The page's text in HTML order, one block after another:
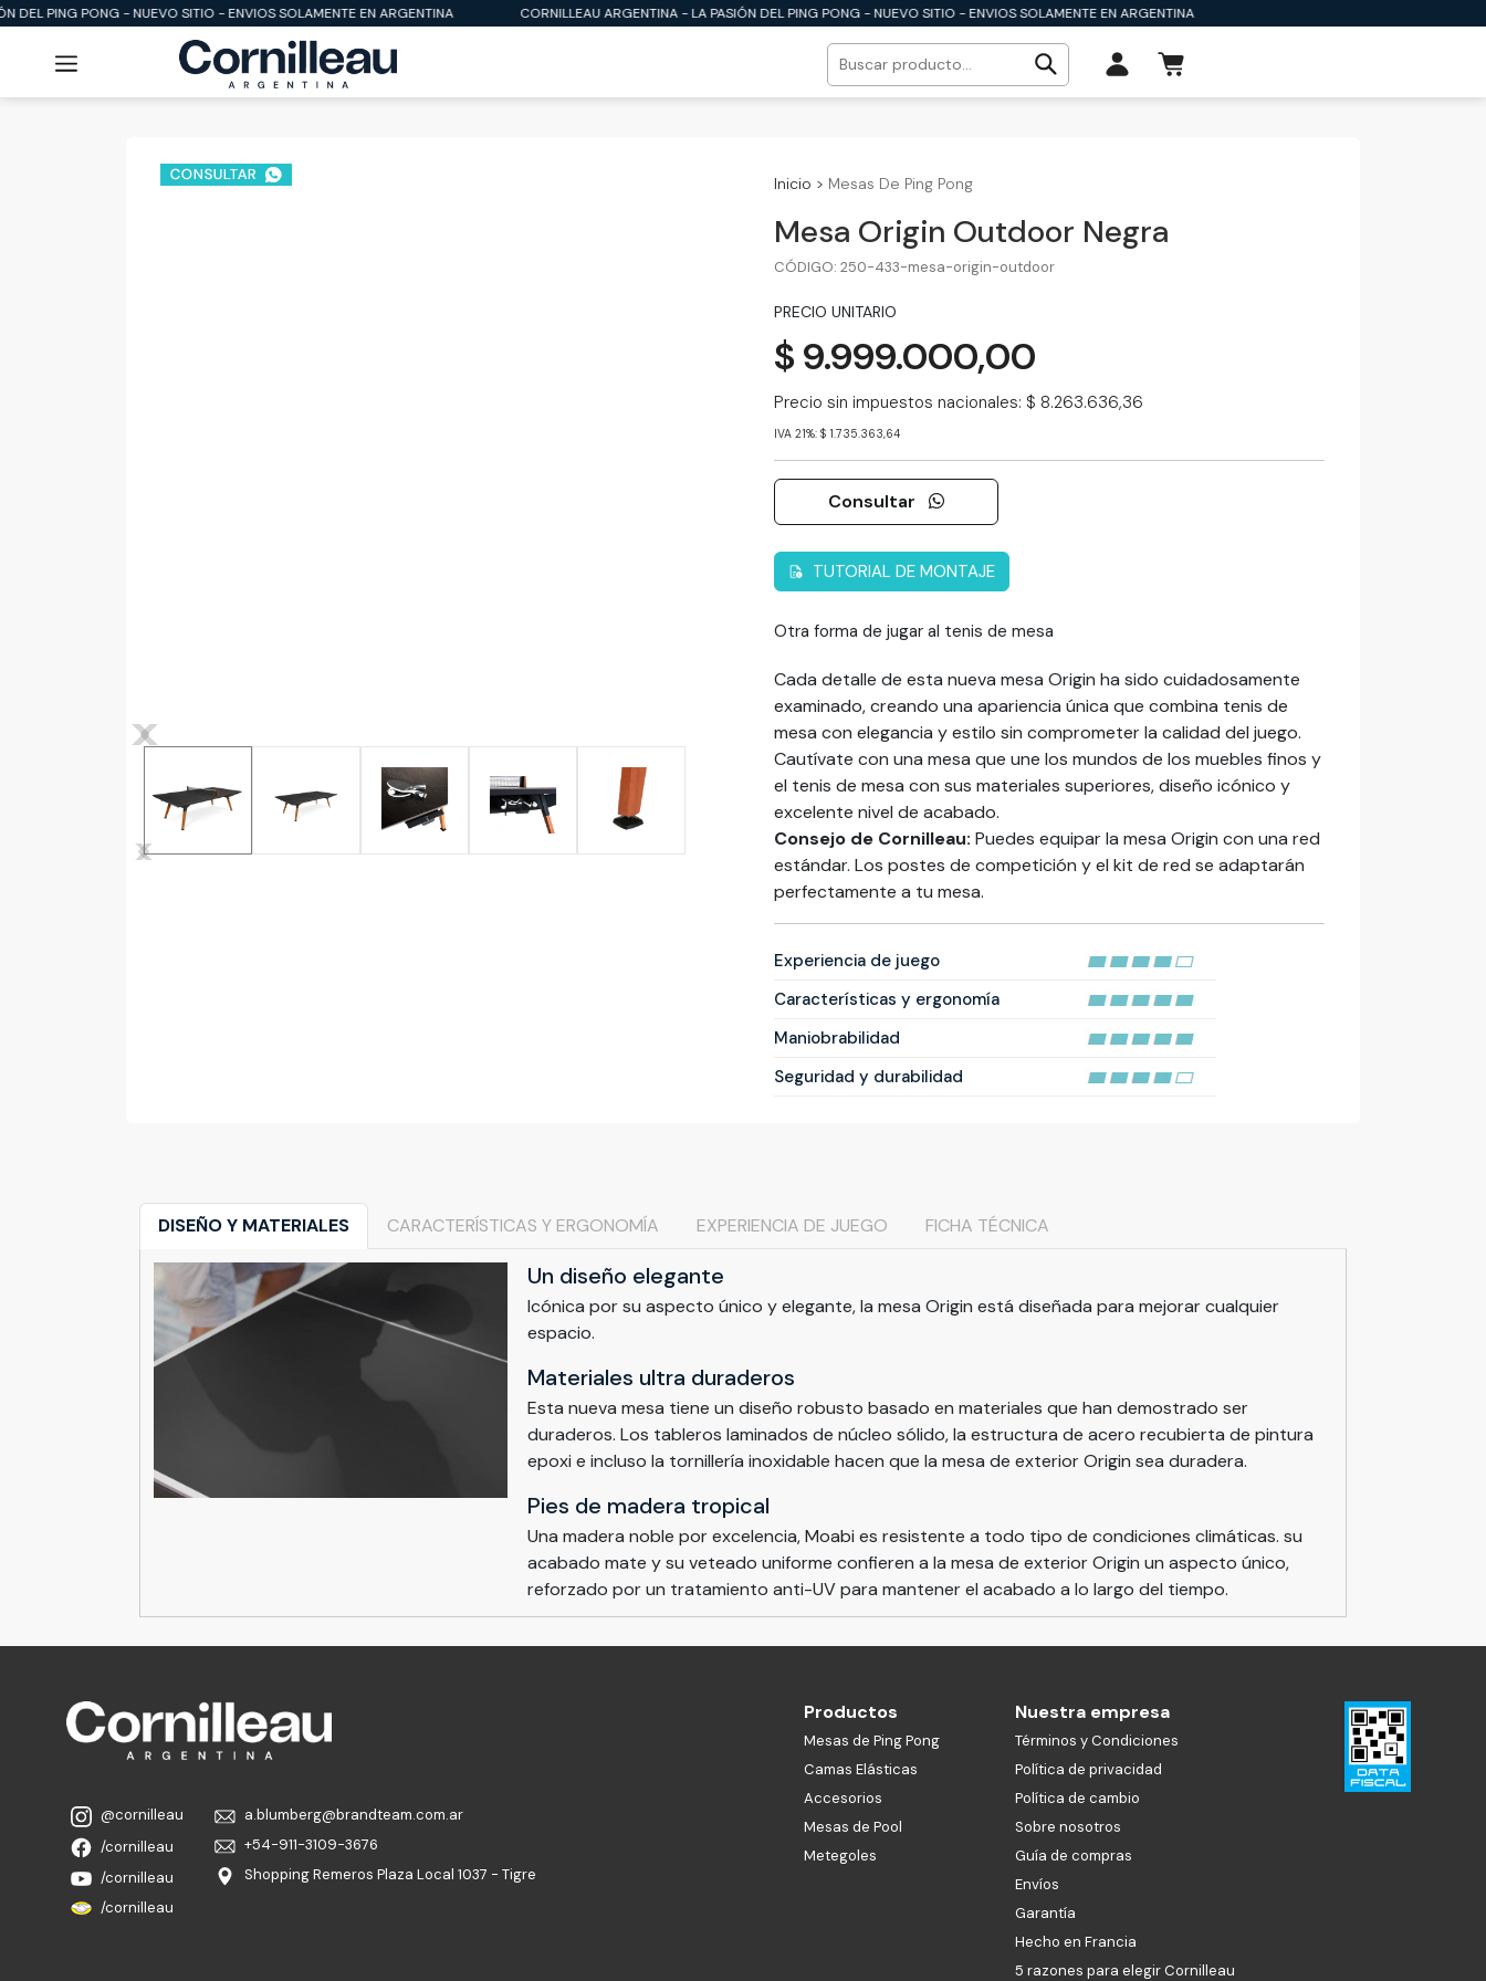
PING PONG - NUEVO SITIO - ENVIOS SOLAMENTE EN ARGENTINA CORNILLEAU ARGENTINA - LA PASIÓN DEL PING PONG - NUEVO SITIO - ENVIOS SOLAMENTE EN ARGENTINA
<
>
<
>
Inicio > Mesas De Ping Pong
Mesa Origin Outdoor Negra
CÓDIGO: 250-433-mesa-origin-outdoor
PRECIO UNITARIO
$ 9.999.000,00
Precio sin impuestos nacionales: $ 8.263.636,36
IVA 21%: $ 1.735.363,64
Consultar
TUTORIAL DE MONTAJE
Otra forma de jugar al tenis de mesa
Cada detalle de esta nueva mesa Origin ha sido cuidadosamente
examinado, creando una apariencia única que combina tenis de
mesa con elegancia y estilo sin comprometer la calidad del juego.
Cautívate con una mesa que une los mundos de los muebles finos y
el tenis de mesa con sus materiales superiores, diseño icónico y
excelente nivel de acabado.
Consejo de Cornilleau: Puedes equipar la mesa Origin con una red
estándar. Los postes de competición y el kit de red se adaptarán
perfectamente a tu mesa.
Experiencia de juego
Características y ergonomía
Maniobrabilidad
Seguridad y durabilidad
DISEÑO Y MATERIALES CARACTERÍSTICAS Y ERGONOMÍA EXPERIENCIA DE JUEGO FICHA TÉCNICA
Un diseño elegante
Icónica por su aspecto único y elegante, la mesa Origin está diseñada para mejorar cualquier
espacio.
Materiales ultra duraderos
Esta nueva mesa tiene un diseño robusto basado en materiales que han demostrado ser
duraderos. Los tableros laminados de núcleo sólido, la estructura de acero recubierta de pintura
epoxi e incluso la tornillería inoxidable hacen que la mesa de exterior Origin sea duradera.
Pies de madera tropical
Una madera noble por excelencia, Moabi es resistente a todo tipo de condiciones climáticas. su
acabado mate y su veteado uniforme confieren a la mesa de exterior Origin un aspecto único,
reforzado por un tratamiento anti-UV para mantener el acabado a lo largo del tiempo.
@cornilleau
/cornilleau
/cornilleau
/cornilleau
a.blumberg@brandteam.com.ar
+54-911-3109-3676
Shopping Remeros Plaza Local 1037 - Tigre
Productos
Mesas de Ping Pong
Camas Elásticas
Accesorios
Mesas de Pool
Metegoles
Nuestra empresa
Términos y Condiciones
Política de privacidad
Política de cambio
Sobre nosotros
Guía de compras
Envíos
Garantía
Hecho en Francia
5 razones para elegir Cornilleau